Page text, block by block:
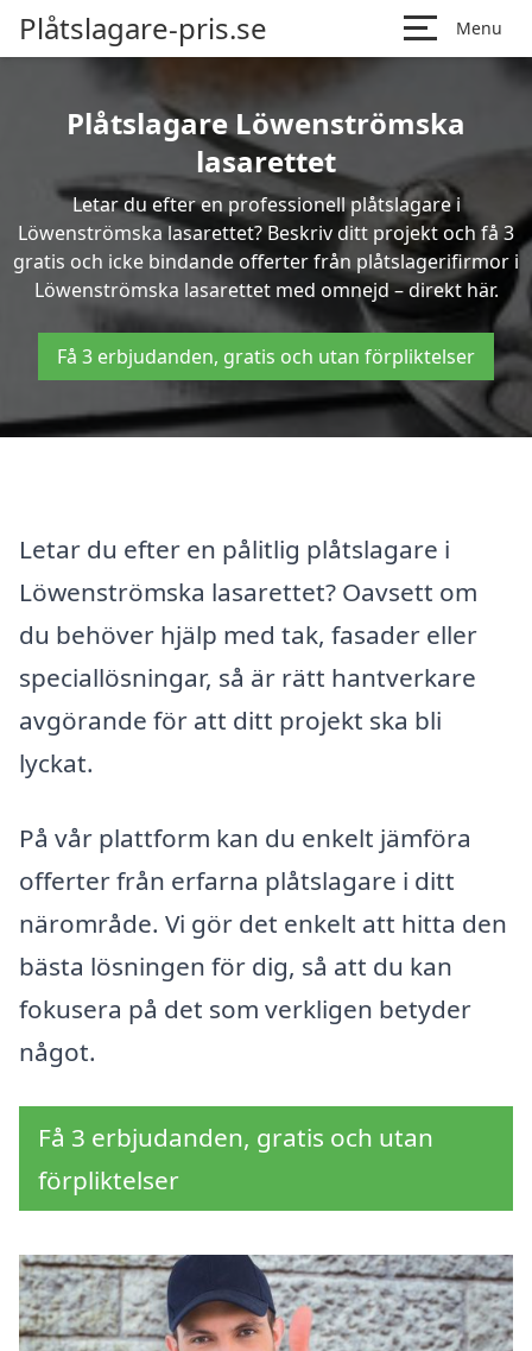
Plåtslagare-pris.se Menu
Plåtslagare Löwenströmska
lasarettet
Letar du efter en professionell plåtslagare i
Löwenströmska lasarettet? Beskriv ditt projekt och få 3
gratis och icke bindande offerter från plåtslagerifirmor i
Löwenströmska lasarettet med omnejd – direkt här.
Få 3 erbjudanden, gratis och utan förpliktelser
Letar du efter en pålitlig plåtslagare i
Löwenströmska lasarettet? Oavsett om
du behöver hjälp med tak, fasader eller
speciallösningar, så är rätt hantverkare
avgörande för att ditt projekt ska bli
lyckat.
På vår plattform kan du enkelt jämföra
offerter från erfarna plåtslagare i ditt
närområde. Vi gör det enkelt att hitta den
bästa lösningen för dig, så att du kan
fokusera på det som verkligen betyder
något.
Få 3 erbjudanden, gratis och utan
förpliktelser